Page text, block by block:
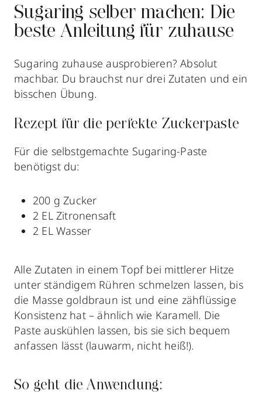
Sugaring selber machen: Die
beste Anleitung für zuhause
Sugaring zuhause ausprobieren? Absolut
machbar. Du brauchst nur drei Zutaten und ein
bisschen Übung.
Rezept für die perfekte Zuckerpaste
Für die selbstgemachte Sugaring-Paste
benötigst du:
200 g Zucker
2 EL Zitronensaft
2 EL Wasser
Alle Zutaten in einem Topf bei mittlerer Hitze
unter ständigem Rühren schmelzen lassen, bis
die Masse goldbraun ist und eine zähflüssige
Konsistenz hat – ähnlich wie Karamell. Die
Paste auskühlen lassen, bis sie sich bequem
anfassen lässt (lauwarm, nicht heiß!).
So geht die Anwendung: